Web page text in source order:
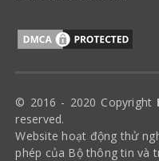
© 2016 - 2020 Copyright
reserved.
Website hoạt động thử
phép của Bộ thông tin và